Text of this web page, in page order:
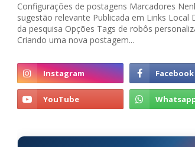
Configurações de postagens Marcadores
sugestão relevante Publicada em Links Local
da pesquisa Opções Tags de robôs
Criando uma nova postagem...